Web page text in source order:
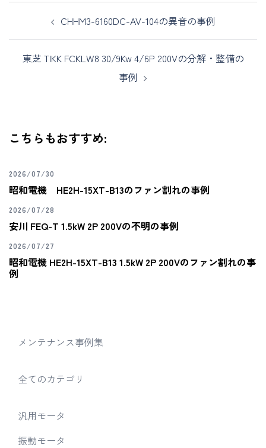
CHHM3-6160DC-AV-104の異音の事例
東芝 TIKK FCKLW8 30/9Kw 4/6P 200Vの分解・整備の
事例
こちらもおすすめ:
2026/07/30
昭和電機 HE2H-15XT-B13のファン割れの事例
2026/07/28
安川 FEQ-T 1.5kW 2P 200Vの不明の事例
2026/07/27
昭和電機 HE2H-15XT-B13 1.5kW 2P 200Vのファン割れの事
例
メンテナンス事例集
全てのカテゴリ
汎用モータ
振動モータ